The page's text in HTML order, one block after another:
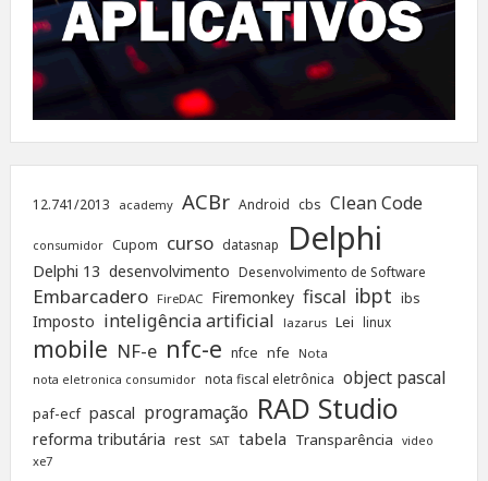
12.741/2013 academy ACBr Android cbs Clean Code
consumidor Cupom curso datasnap Delphi
Delphi 13 desenvolvimento Desenvolvimento de Software
Embarcadero FireDAC Firemonkey fiscal ibpt ibs
Imposto inteligência artificial lazarus Lei linux
mobile NF-e nfc-e nfce nfe Nota
nota eletronica consumidor nota fiscal eletrônica object pascal
paf-ecf pascal programação RAD Studio
reforma tributária rest SAT tabela Transparência video
xe7